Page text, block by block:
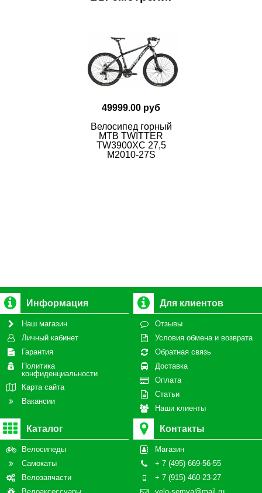
49999.00 руб
Велосипед горный
MTB TWITTER
TW3900XC 27,5
M2010-27S
Информация
Наш магазин
Личный кабинет
Гарантия
Политика
конфиденциальности
Карта сайта
Вакансии
Для клиентов
Отзывы
Условия обмена и возврата
Обратная связь
Доставка
Оплата
Статьи
Наши клиенты
Каталог
Велосипеды
Самокаты
Велозапчасти
Контакты
Магазин
+ 7 (495) 669-56-55
+ 7 (915) 460-23-27